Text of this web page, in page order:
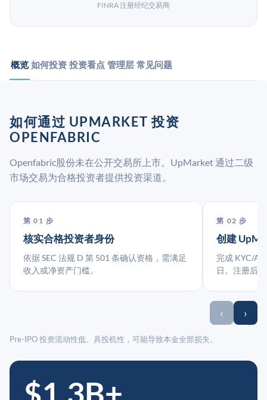
FINRA 注册经纪交易商
概览 如何投资 投资看点 管理层 常见问题
如何通过 UPMARKET 投资
OPENFABRIC
Openfabric股份未在公开交易所上市。UpMarket 通过二级
市场交易为合格投资者提供投资渠道。
第 01 步
核实合格投资者身份
依据 SEC 法规 D 第 501 条确认资格，需满足
收入或净资产门槛。
第 02 步
创建
完成 KYC/
日。注册后
‹ ›
Pre-IPO 投资流动性低、具投机性，可能导致本金全部损失。